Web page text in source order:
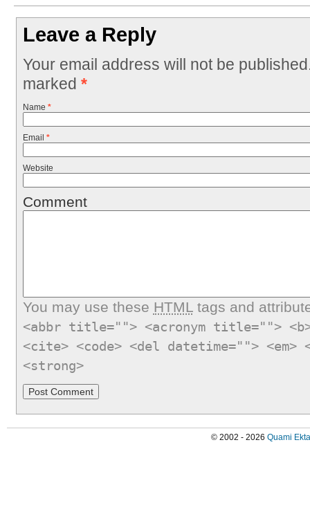
Leave a Reply
Your email address will not be
marked *
Name *
Email *
Website
Comment
You may use these HTMLtags and
<abbr title=""> <acronym title="">
<cite> <code> <del datetime="">
<strong>
© 2002 - 2026 Quami